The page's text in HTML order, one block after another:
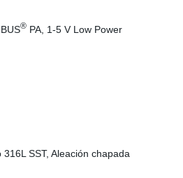
® PA, 1-5 V Low Power
SST, Aleación chapada